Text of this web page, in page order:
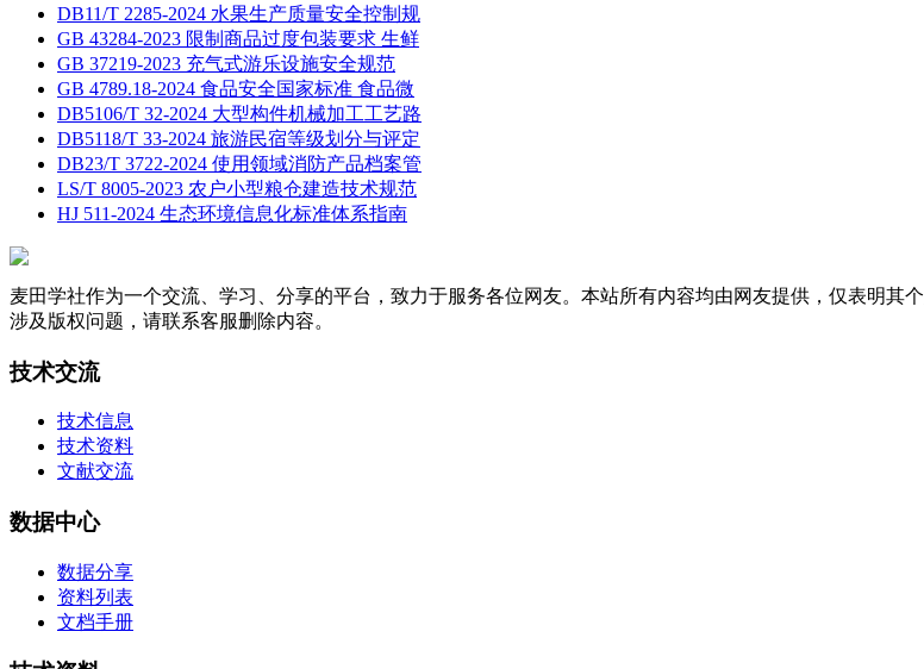
DB11/T 2285-2024 水果生产质量安全控制规
GB 43284-2023 限制商品过度包装要求 生鲜
GB 37219-2023 充气式游乐设施安全规范
GB 4789.18-2024 食品安全国家标准 食品微
DB5106/T 32-2024 大型构件机械加工工艺路
DB5118/T 33-2024 旅游民宿等级划分与评定
DB23/T 3722-2024 使用领域消防产品档案管
LS/T 8005-2023 农户小型粮仓建造技术规范
HJ 511-2024 生态环境信息化标准体系指南
麦田学社作为一个交流、学习、分享的平台，致力于服务各位网友。本站所有内容均由网友提供，仅表明
涉及版权问题，请联系客服删除内容。
技术交流
技术信息
技术资料
文献交流
数据中心
数据分享
资料列表
文档手册